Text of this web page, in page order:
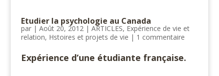
Etudier la psychologie au Canada
par | Août 20, 2012| ARTICLES, Expérience de vie et
relation, Hstoires et projets de vie | 1 commentaire
Expérience d’une étudiante française.